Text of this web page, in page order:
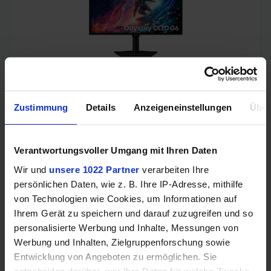
Zustimmung Details Anzeigeneinstellungen
Verantwortungsvoller Umgang mit Ihren Daten
Wir und unsere 1022 Partner verarbeiten Ihre
persönlichen Daten, wie z. B. Ihre IP-Adresse, mithilfe
von Technologien wie Cookies, um Informationen auf
Ihrem Gerät zu speichern und darauf zuzugreifen und so
personalisierte Werbung und Inhalte, Messungen von
Werbung und Inhalten, Zielgruppenforschung sowie
Entwicklung von Angeboten zu ermöglichen. Sie
Samsung Odyssey OLED G6 (240Hz, WQHD, 27", QD-OLED,
FreeSync Premium, 99% DCI-P3)
Acer Predator Ultrawide (240Hz, UWQHD, QD-OLED,
curved, FreeSync Premium Pro, 99% DCI-P3)